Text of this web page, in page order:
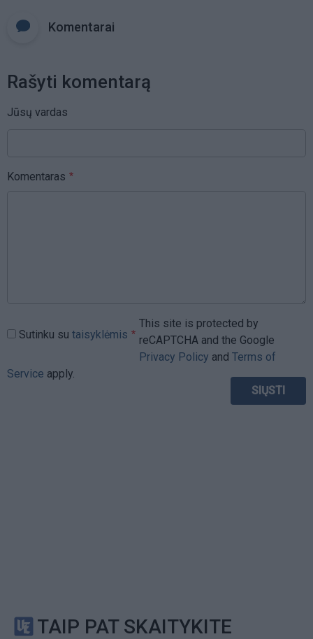
Komentarai
Rašyti komentarą
Jūsų vardas
Komentaras
Sutinku su taisyklėmis
This site is protected by
reCAPTCHA and the Google
Privacy Policy and Terms of
Service apply.
TAIP PAT SKAITYKITE